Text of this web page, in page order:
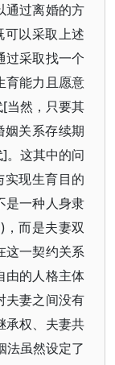
通过离婚的方
以采取上述
过采取找一个
育能力且愿意
当然，只要其
关系存续期
。这其中的问
现生育目的
是一种人身隶
而是夫妻双
这一契约关系
由的人格主体
夫妻之间没有
承权、夫妻共
法虽然设定了